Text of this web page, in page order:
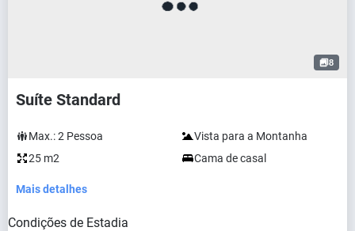
8
Suíte Standard
Max.:2 Pessoa
Vista para a Montanha
25 m2
Cama de casal
Mais detalhes
Condições de Estadia